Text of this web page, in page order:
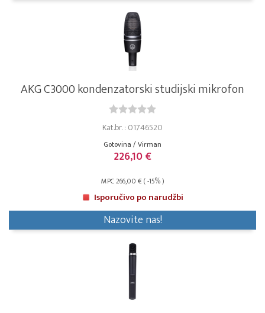
AKG C3000 kondenzatorski studijski mikrofon
Kat.br. : 01746520
Gotovina / Virman
226,10 €
MPC 266,00 € ( -15% )
Isporučivo po narudžbi
Nazovite nas!